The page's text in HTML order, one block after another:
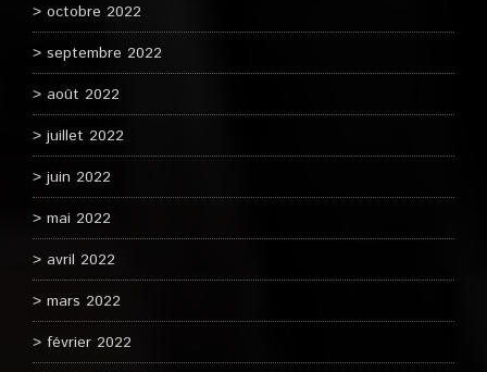
octobre 2022
septembre 2022
août 2022
juillet 2022
juin 2022
mai 2022
avril 2022
mars 2022
février 2022